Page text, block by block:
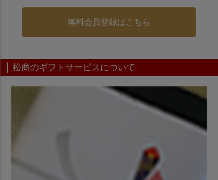
無料会員登録はこちら
松商のギフトサービスについて